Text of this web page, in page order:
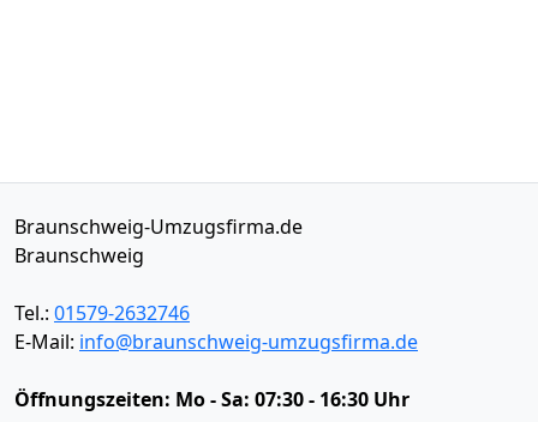
Braunschweig-Umzugsfirma.de
Braunschweig
Tel.: 01579-2632746
E-Mail: info@braunschweig-umzugsfirma.de
Öffnungszeiten: Mo - Sa: 07:30 - 16:30 Uhr